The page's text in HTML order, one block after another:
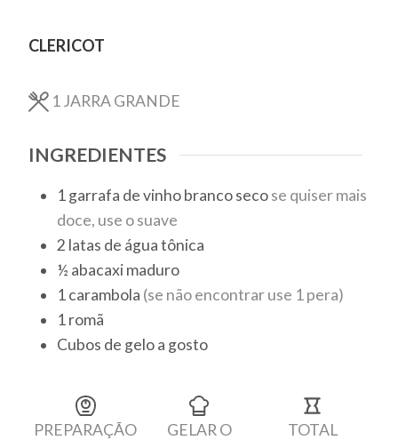
CLERICOT
1 JARRA GRANDE
INGREDIENTES
1garrafa de vinho branco secose quiser mais
doce, use o suave
2 latas de água tônica
½ abacaxi maduro
1carambola (se não encontrar use 1 pera)
1romã
Cubos de gelo a gosto
PREPARAÇÃO
Finalização
GELAR O
TOTAL